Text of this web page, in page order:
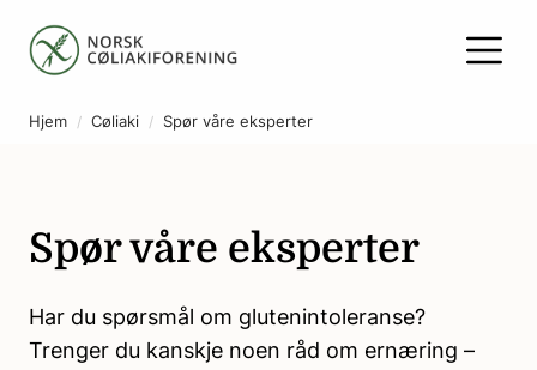
Hjem Cøliaki Spør våre eksperter
Spør våre eksperter
Har du spørsmål om glutenintoleranse?
Trenger du kanskje noen råd om ernæring –